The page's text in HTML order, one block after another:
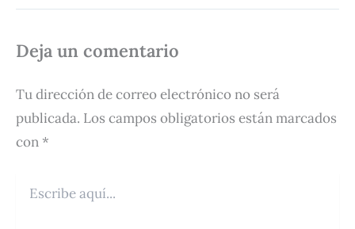
Deja un comentario
Tu dirección de correo electrónico no será
publicada. Los campos obligatorios están marcados
con*
aquí...